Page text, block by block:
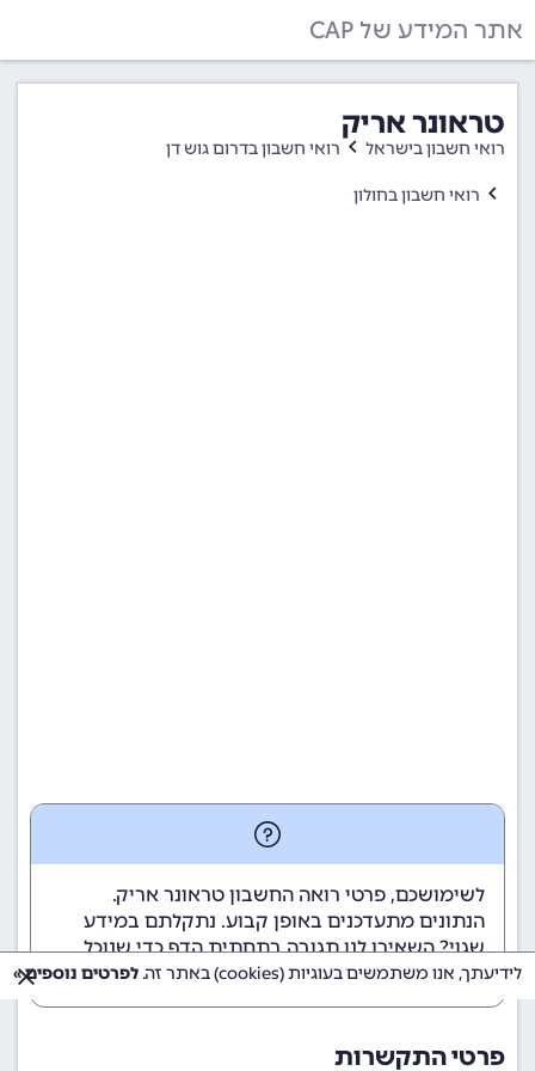
אתר המידע של CAP
טראונר אריק
רואי חשבון בישראל רואי חשבון בדרום גוש דן
רואי חשבון בחולון
לשימושכם, פרטי רואה החשבון טראונר אריק.
הנתונים מתעדכנים באופן קבוע. נתקלתם במידע
שגוי? השאירו לנו תגובה בתחתית הדף כדי שנוכל
לטפל בבעיה בהקדם.
פרטי התקשרות
לידיעתך, אנו משתמשים בעוגיות (cookies) באתר זה. לפרטים נוספים »